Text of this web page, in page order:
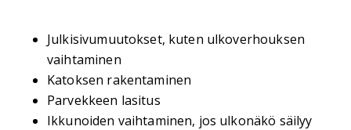
Julkisivumuutokset, kuten ulkoverhouksen
vaihtaminen
Katoksen rakentaminen
Parvekkeen lasitus
Ikkunoiden vaihtaminen, jos ulkonäkö säilyy